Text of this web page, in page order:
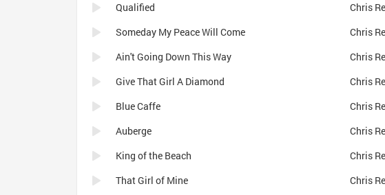
Qualified
Chris
Someday My Peace Will Come
Chris
Ain't Going Down This Way
Chris
Give That Girl A Diamond
Chris
Blue Caffe
Chris
Auberge
Chris
King of the Beach
Chris
That Girl of Mine
Chris